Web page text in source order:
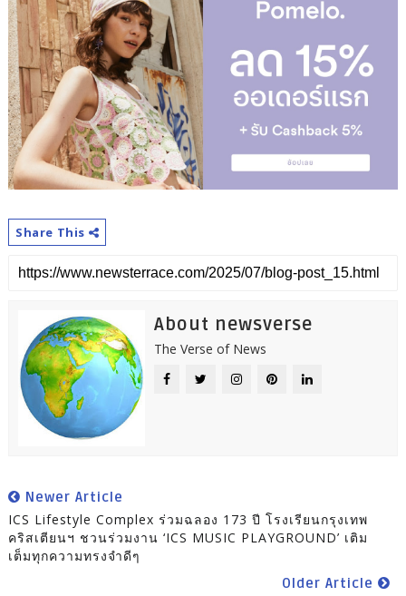
Share This
About newsverse
The Verse of News
Newer Article
ICS Lifestyle Complex ร่วมฉลอง 173 ปี โรงเรียนกรุงเทพ
คริสเตียนฯ ชวนร่วมงาน ‘ICS MUSIC PLAYGROUND’ เติม
เต็มทุกความทรงจำดีๆ
Older Article